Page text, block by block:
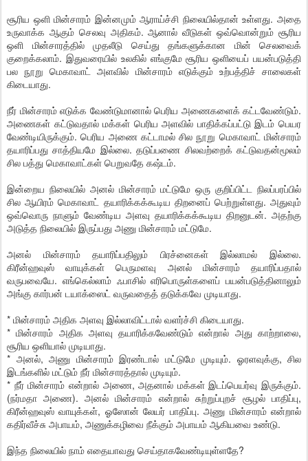
சூரிய ஒளி மின்சாரம் இன்னமும் ஆராய்ச்சி நிலையில்தான் உள்ளது. அதை
உருவாக்க ஆகும் செலவு அதிகம். ஆனால் வீடுகள் ஒவ்வொன்றும் சூரிய
ஒளி மின்சாரத்தில் முதலீடு செய்து தங்களுக்கான மின் செலவைக்
குறைக்கலாம். இதுவரையில் உலகில் எங்குமே சூரிய ஒளியைப் பயன்படுத்தி
பல நூறு மெகாவாட் அளவில் மின்சாரம் எடுக்கும் உற்பத்திச் சாலைகள்
கிடையாது.
நீர் மின்சாரம் எடுக்க வேண்டுமானால் பெரிய அணைகளைக் கட்டவேண்டும்.
அணைகள் கட்டுவதால் மக்கள் பெரிய அளவில் பாதிக்கப்பட்டு இடம் பெயர
வேண்டியிருக்கும். பெரிய அணை கட்டாமல் சில நூறு மெகாவாட் மின்சாரம்
தயாரிப்பது சாத்தியமே இல்லை. தடுப்பணை சிலவற்றைக் கட்டுவதன்மூலம்
சில பத்து மெகாவாட்கள் பெறுவதே கஷ்டம்.
இன்றைய நிலையில் அனல் மின்சாரம் மட்டுமே ஒரு குறிப்பிட்ட நிலப்பரப்பில்
சில ஆயிரம் மெகாவாட் தயாரிக்கக்கூடிய திறனைப் பெற்றுள்ளது. அதுவும்
ஒவ்வொரு நாளும் வேண்டிய அளவு தயாரிக்கக்கூடிய திறனுடன். அதற்கு
அடுத்த நிலையில் இருப்பது அணு மின்சாரம் மட்டுமே.
அனல் மின்சாரம் தயாரிப்பதிலும் பிரச்னைகள் இல்லாமல் இல்லை.
கிரீன்ஹவுஸ் வாயுக்கள் பெருமளவு அனல் மின்சாரம் தயாரிப்பதால்
வருபவையே. எங்கெல்லாம் ஃபாசில் எரிபொருள்களைப் பயன்படுத்தினாலும்
அங்கு கார்பன் டயாக்ஸைட் வருவதைத் தடுக்கவே முடியாது.
* மின்சாரம் அதிக அளவு இல்லாவிட்டால் வளர்ச்சி கிடையாது.
* மின்சாரம் அதிக அளவு தயாரிக்கவேண்டும் என்றால் அது காற்றாலை,
சூரிய ஒளியால் முடியாது.
* அனல், அணு மின்சாரம் இரண்டால் மட்டுமே முடியும். ஓரளவுக்கு, சில
இடங்களில் மட்டும் நீர் மின்சாரத்தால் முடியும்.
* நீர் மின்சாரம் என்றால் அணை, அதனால் மக்கள் இடப்பெயர்வு இருக்கும்.
(நர்மதா அணை). அனல் மின்சாரம் என்றால் சுற்றுப்புறச் சூழல் பாதிப்பு,
கிரீன்ஹவுஸ் வாயுக்கள், ஓஸோன் லேயர் பாதிப்பு. அணு மின்சாரம் என்றால்
கதிர்வீச்சு அபாயம், அணுக்கழிவை நீக்கும் அபாயம் ஆகியவை உண்டு.
இந்த நிலையில் நாம் எதையாவது செய்தாகவேண்டியுள்ளதே?